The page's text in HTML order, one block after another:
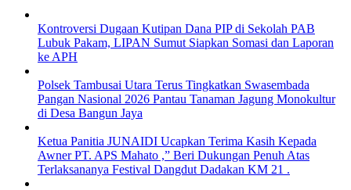
Kontroversi Dugaan Kutipan Dana PIP di Sekolah PAB
Lubuk Pakam, LIPAN Sumut Siapkan Somasi dan Laporan
ke APH
Polsek Tambusai Utara Terus Tingkatkan Swasembada
Pangan Nasional 2026 Pantau Tanaman Jagung Monokultur
di Desa Bangun Jaya
Ketua Panitia JUNAIDI Ucapkan Terima Kasih Kepada
Awner PT. APS Mahato ,” Beri Dukungan Penuh Atas
Terlaksananya Festival Dangdut Dadakan KM 21 .